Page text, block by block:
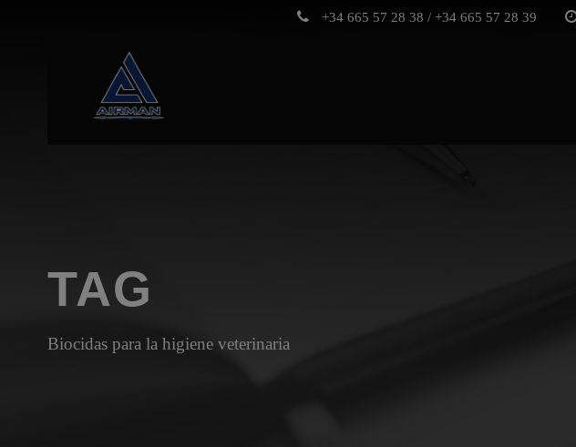
+34 665 57 28 38 / +34 665 57 28 39
TAG
Biocidas para la higiene veterinaria